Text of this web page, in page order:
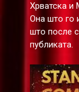
Хрватска и
Она што го
што после
публиката.